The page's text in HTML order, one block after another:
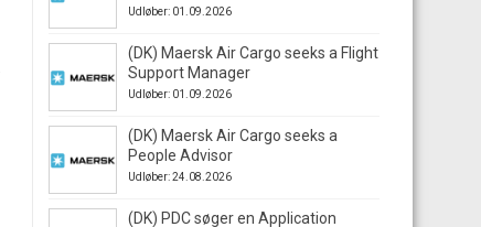
Udløber: 01.09.2026
(DK) Maersk Air Cargo seeks a Flight
Support Manager
Udløber: 01.09.2026
(DK) Maersk Air Cargo seeks a
People Advisor
Udløber: 24.08.2026
(DK) PDC søger en Application